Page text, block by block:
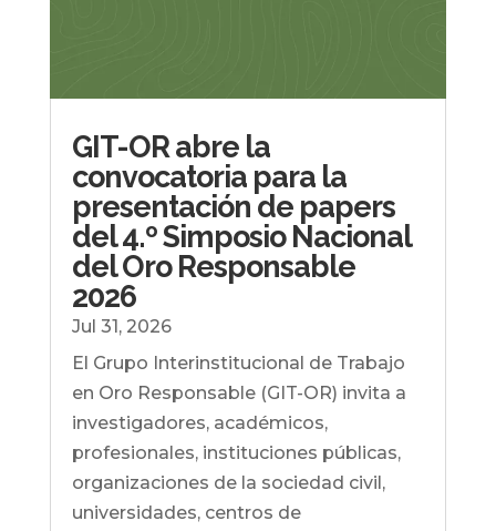
GIT-OR abre la
convocatoria para la
presentación de papers
del 4.º Simposio Nacional
del Oro Responsable
2026
Jul 31, 2026
El Grupo Interinstitucional de Trabajo
en Oro Responsable (GIT-OR) invita a
investigadores, académicos,
profesionales, instituciones públicas,
organizaciones de la sociedad civil,
universidades, centros de